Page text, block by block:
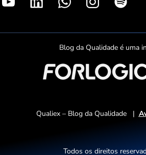
S
o
t
f
y
Blog da Qualidade é uma
Qualiex – Blog da Qualidade |
Todos os direitos